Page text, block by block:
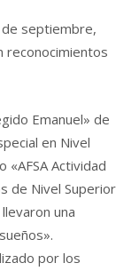
de septiembre,
reconocimientos
Emanuel» de
en Nivel
«AFSA Actividad
de Nivel Superior
una
por los